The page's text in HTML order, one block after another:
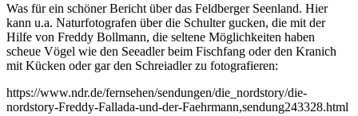
Was für ein schöner Bericht über das Feldberger Seenland. Hier
kann u.a. Naturfotografen über die Schulter gucken, die mit der
Hilfe von Freddy Bollmann, die seltene Möglichkeiten haben
scheue Vögel wie den Seeadler beim Fischfang oder den Kranich
mit Kücken oder gar den Schreiadler zu fotografieren:
https://www.ndr.de/fernsehen/sendungen/die_nordstory/die-
nordstory-Freddy-Fallada-und-der-Faehrmann,sendung243328.html